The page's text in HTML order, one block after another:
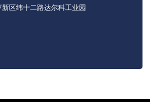
区纬十二路达尔科工业园